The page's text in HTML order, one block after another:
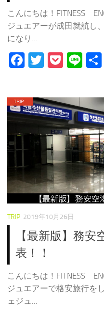
こんにちは！FITNESS
ジュエアーが成田就航し
になり...
Facebook
Twitter
Pocket
Line
TRIP 2019年10月26日
【最新版】務安
表！！
こんにちは！FITNESS
ジュエアーで格安旅行を
ェジュ...